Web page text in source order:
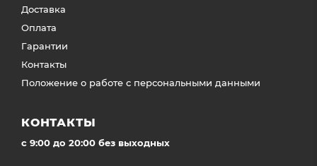
Доставка
Оплата
Гарантии
Контакты
Положение о работе с персональными данными
КОНТАКТЫ
c 9:00 до 20:00 без выходных